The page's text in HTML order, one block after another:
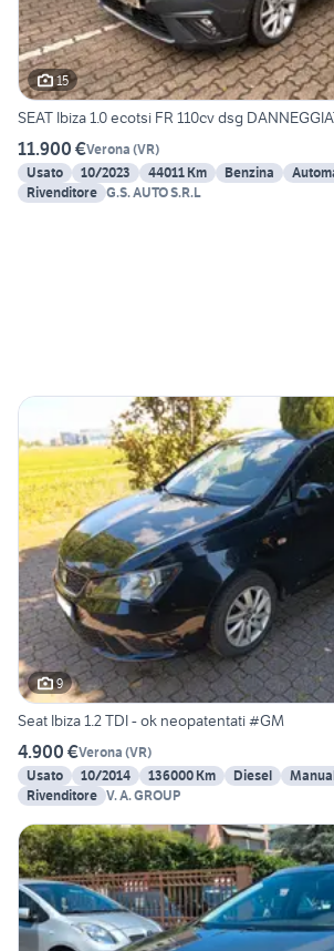
15
SEAT Ibiza 1.0 ecotsi FR 110cv dsg
11.900 €Verona (VR)
Usato
10/2023 44011 Km Benzina
Rivenditore G.S. AUTO S.R.L
9
Seat Ibiza 1.2 TDI - ok neopatentati #GM
4.900 €Verona (VR)
Usato
10/2014 136000 Km Diesel
Rivenditore V. A. GROUP